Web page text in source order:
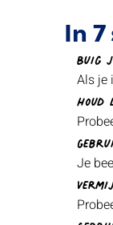
In
Buig
Als je
Je